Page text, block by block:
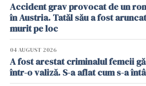
Accident grav provocat de un
în Austria. Tatăl său a fost
murit pe loc
04 AUGUST 2026
A fost arestat criminalul femeii
într-o valiză. S-a aflat cum s-a